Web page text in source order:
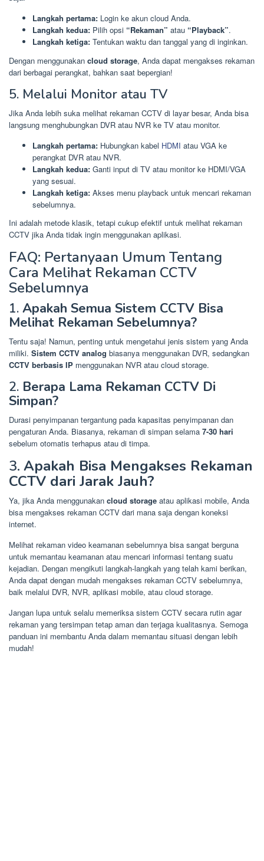
Langkah pertama: Login ke akun cloud Anda.
Langkah kedua: Pilih opsi “Rekaman” atau “Playback”.
Langkah ketiga: Tentukan waktu dan tanggal yang di inginkan.
Dengan menggunakan cloud storage, Anda dapat mengakses rekaman
dari berbagai perangkat, bahkan saat bepergian!
5. Melalui Monitor atau TV
Jika Anda lebih suka melihat rekaman CCTV di layar besar, Anda bisa
langsung menghubungkan DVR atau NVR ke TV atau monitor.
Langkah pertama: Hubungkan kabel HDMI atau VGA ke
perangkat DVR atau NVR.
Langkah kedua: Ganti input di TV atau monitor ke HDMI/VGA
yang sesuai.
Langkah ketiga: Akses menu playback untuk mencari rekaman
sebelumnya.
Ini adalah metode klasik, tetapi cukup efektif untuk melihat rekaman
CCTV jika Anda tidak ingin menggunakan aplikasi.
FAQ: Pertanyaan Umum Tentang
Cara Melihat Rekaman CCTV
Sebelumnya
1. Apakah Semua Sistem CCTV Bisa
Melihat Rekaman Sebelumnya?
Tentu saja! Namun, penting untuk mengetahui jenis sistem yang Anda
miliki. Sistem CCTV analog biasanya menggunakan DVR, sedangkan
CCTV berbasis IP menggunakan NVR atau cloud storage.
2. Berapa Lama Rekaman CCTV Di
Simpan?
Durasi penyimpanan tergantung pada kapasitas penyimpanan dan
pengaturan Anda. Biasanya, rekaman di simpan selama 7-30 hari
sebelum otomatis terhapus atau di timpa.
3. Apakah Bisa Mengakses Rekaman
CCTV dari Jarak Jauh?
Ya, jika Anda menggunakan cloud storage atau aplikasi mobile, Anda
bisa mengakses rekaman CCTV dari mana saja dengan koneksi
internet.
Melihat rekaman video keamanan sebelumnya bisa sangat berguna
untuk memantau keamanan atau mencari informasi tentang suatu
kejadian. Dengan mengikuti langkah-langkah yang telah kami berikan,
Anda dapat dengan mudah mengakses rekaman CCTV sebelumnya,
baik melalui DVR, NVR, aplikasi mobile, atau cloud storage.
Jangan lupa untuk selalu memeriksa sistem CCTV secara rutin agar
rekaman yang tersimpan tetap aman dan terjaga kualitasnya. Semoga
panduan ini membantu Anda dalam memantau situasi dengan lebih
mudah!